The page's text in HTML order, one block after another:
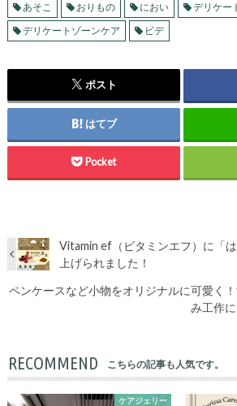
あそこ
おりもの におい
デリケー
デリケートゾーンケア
ビデ
ポスト
はてブ
Pocket
Vitamin ef（ビタミンエフ）に「
上げられました！
ペンケースなど小物をオリジナルに可愛く
み工作
RECOMMEND こちらの記事も人気です。
ケアジェリー